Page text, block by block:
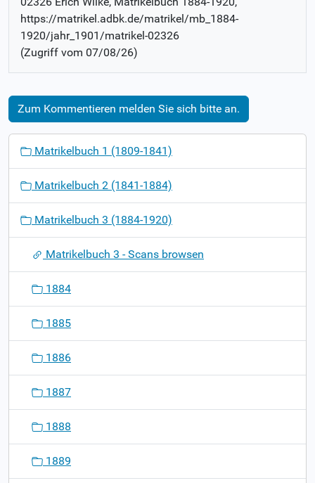
https://matrikel.adbk.de/matrikel/mb_1884-
1920/jahr_1901/matrikel-02326
(Zugriff vom 07/08/26)
Zum Kommentieren melden Sie sich bitte an.
o
Matrikelbuch 1 (1809-1841)
Matrikelbuch 2 (1841-1884)
Matrikelbuch 3 (1884-1920)
Matrikelbuch 3 - Scans browsen
1884
1885
1886
1887
1888
1889